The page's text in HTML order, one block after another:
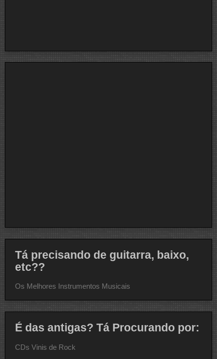
Tá precisando de guitarra, baixo,
etc??
Os Melhores Instrumentos Musicais
É das antigas? Tá Procurando por:
CDs Vinis de Rock